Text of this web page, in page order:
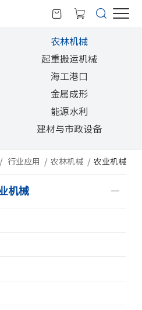
农林机械
起重搬运机械
海工港口
金属成形
能源水利
建材与市政设备
行业应用 农林机械 农业机械
机械